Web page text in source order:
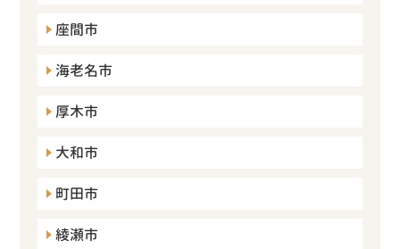
座間市
海老名市
厚木市
大和市
町田市
綾瀬市